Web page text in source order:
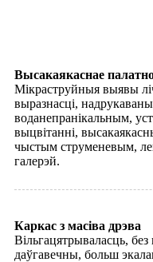
Высакаякаснае
Мікраструйныя выявы
выразнасці,
воданепранікальным,
выцвітанні,
чыстым струменевым,
галерэй.
Каркас з масіва дрэва
Вільгацятрываласць,
даўгавечны, больш